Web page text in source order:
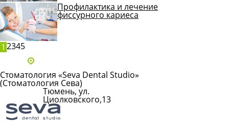
Профилактика и лечение
фиссурного кариеса
1 2345
Стоматология «Seva Dental Studio»
(Стоматология Сева)
Тюмень, ул.
Циолковского,13